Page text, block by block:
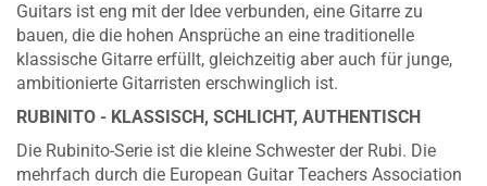
Guitars ist eng mit der Idee verbunden, eine Gitarre zu
bauen, die die hohen Ansprüche an eine traditionelle
klassische Gitarre erfüllt, gleichzeitig aber auch für junge,
ambitionierte Gitarristen erschwinglich ist.
RUBINITO - KLASSISCH, SCHLICHT, AUTHENTISCH
Die Rubinito-Serie ist die kleine Schwester der Rubi. Die
mehrfach durch die European Guitar Teachers Association